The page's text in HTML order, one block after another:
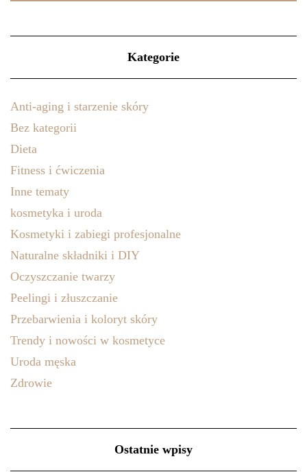
Kategorie
Anti-aging i starzenie skóry
Bez kategorii
Dieta
Fitness i ćwiczenia
Inne tematy
kosmetyka i uroda
Kosmetyki i zabiegi profesjonalne
Naturalne składniki i DIY
Oczyszczanie twarzy
Peelingi i złuszczanie
Przebarwienia i koloryt skóry
Trendy i nowości w kosmetyce
Uroda męska
Zdrowie
Ostatnie wpisy